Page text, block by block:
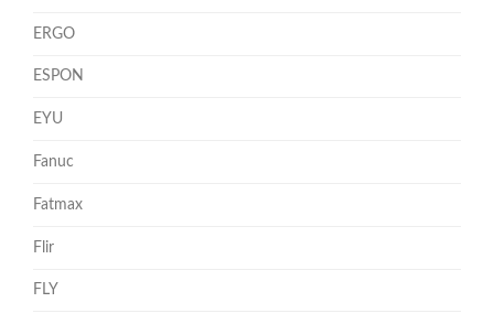
ERGO
ESPON
EYU
Fanuc
Fatmax
Flir
FLY